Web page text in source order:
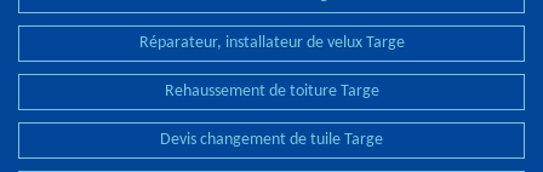
Réparateur, installateur de velux Targe
Rehaussement de toiture Targe
Devis changement de tuile Targe